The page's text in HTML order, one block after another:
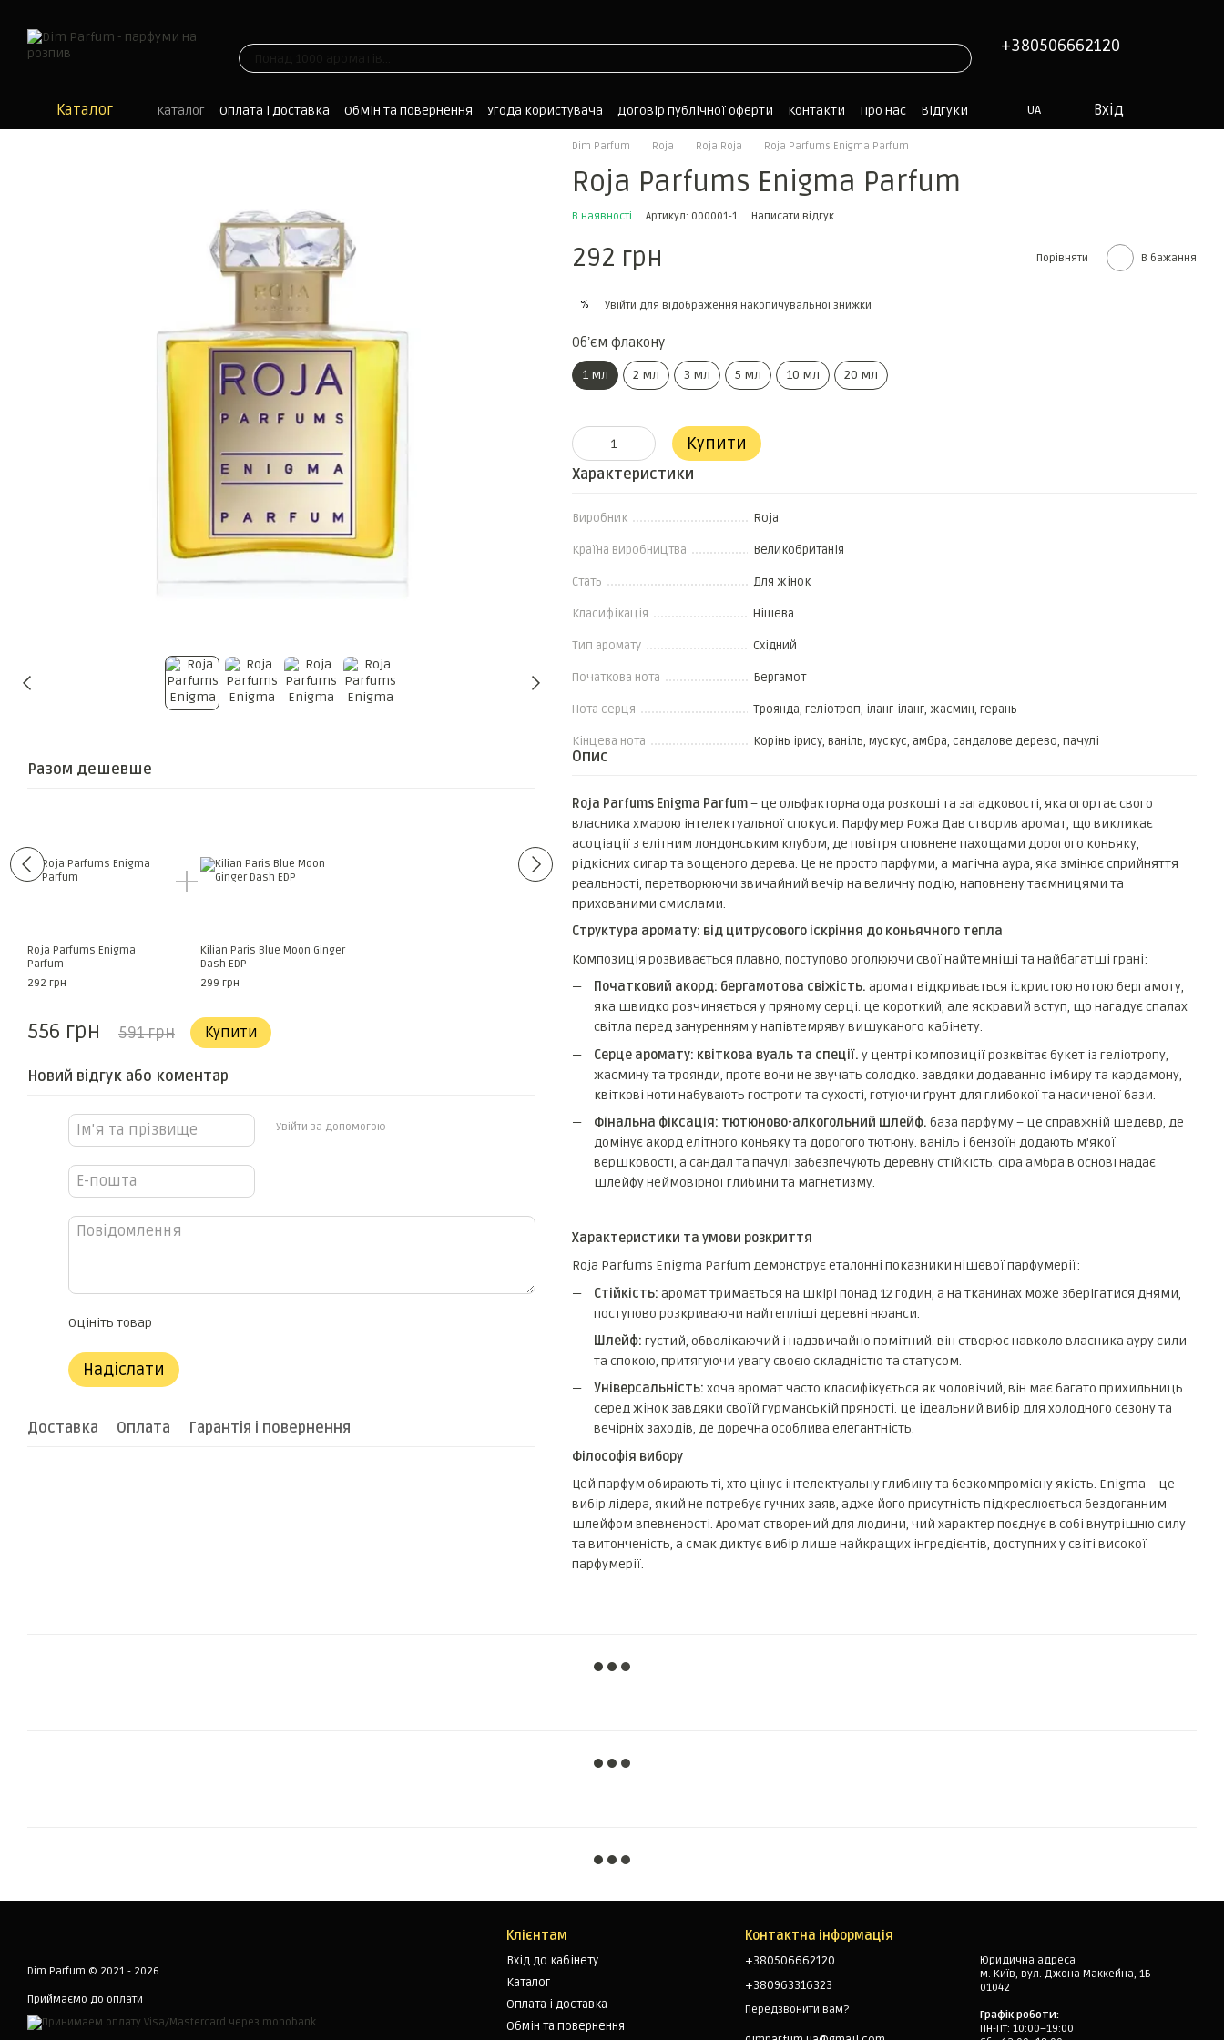
+380506662120
Каталог Каталог Оплата і доставка Обмін та повернення Угода користувача Договір публічної оферти Контакти Про нас
Відгуки
Блог
UA Вхід
Разом дешевше
Roja Parfums Enigma
Parfum
292 грн
Kilian Paris Blue Moon Ginger
Dash EDP
299 грн
556 грн 591 грн Купити 833 грн 886 грн Купити
Новий відгук або коментар
Увійти за допомогою
Оцініть товар
Надіслати
Доставка Оплата Гарантія і повернення
Dim Parfum Roja Roja Roja Roja Parfums Enigma Parfum
Roja Parfums Enigma Parfum
В наявності Артикул: 000001-1 Написати відгук
292 грн Порівняти В бажання
% Увійти для відображення накопичувальної знижки
Обʼєм флакону
1 мл 2 мл 3 мл 5 мл 10 мл 20 мл
Купити
Характеристики
Виробник Roja
Країна виробництва Великобританія
Стать Для жінок
Класифікація Нішева
Тип аромату Східний
Початкова нота Бергамот
Нота серця Троянда, геліотроп, іланг-іланг, жасмин, герань
Кінцева нота Корінь ірису, ваніль, мускус, амбра, сандалове дерево, пачулі
Опис
Roja Parfums Enigma Parfum– це ольфакторна ода розкоші та загадковості, яка огортає свого
власника хмарою інтелектуальної спокуси. Парфумер Рожа Дав створив аромат, що викликає
асоціації з елітним лондонським клубом, де повітря сповнене пахощами дорогого коньяку,
рідкісних сигар та вощеного дерева. Це не просто парфуми, а магічна аура, яка змінює сприйняття
реальності, перетворюючи звичайний вечір на величну подію, наповнену таємницями та
прихованими смислами.
Структура аромату: від цитрусового іскріння до коньячного тепла
Композиція розвивається плавно, поступово оголюючи свої найтемніші та найбагатші грані:
Початковий акорд: бергамотова свіжість. аромат відкривається іскристою нотою бергамоту,
яка швидко розчиняється у пряному серці. це короткий, але яскравий вступ, що нагадує спалах
світла перед зануренням у напівтемряву вишуканого кабінету.
Серце аромату: квіткова вуаль та спеції. у центрі композиції розквітає букет із геліотропу,
жасмину та троянди, проте вони не звучать солодко. завдяки додаванню імбиру та кардамону,
квіткові ноти набувають гостроти та сухості, готуючи ґрунт для глибокої та насиченої бази.
Фінальна фіксація: тютюново-алкогольний шлейф. база парфуму – це справжній шедевр, де
домінує акорд елітного коньяку та дорогого тютюну. ваніль і бензоїн додають м'якої
вершковості, а сандал та пачулі забезпечують деревну стійкість. сіра амбра в основі надає
шлейфу неймовірної глибини та магнетизму.
Характеристики та умови розкриття
Roja Parfums Enigma Parfum демонструє еталонні показники нішевої парфумерії:
Стійкість: аромат тримається на шкірі понад 12 годин, а на тканинах може зберігатися днями,
поступово розкриваючи найтепліші деревні нюанси.
Шлейф: густий, обволікаючий і надзвичайно помітний. він створює навколо власника ауру сили
та спокою, притягуючи увагу своєю складністю та статусом.
Універсальність: хоча аромат часто класифікується як чоловічий, він має багато прихильниць
серед жінок завдяки своїй гурманській пряності. це ідеальний вибір для холодного сезону та
вечірніх заходів, де доречна особлива елегантність.
Філософія вибору
Цей парфум обирають ті, хто цінує інтелектуальну глибину та безкомпромісну якість. Enigma – це
вибір лідера, який не потребує гучних заяв, адже його присутність підкреслюється бездоганним
шлейфом впевненості. Аромат створений для людини, чий характер поєднує в собі внутрішню силу
та витонченість, а смак диктує вибір лише найкращих інгредієнтів, доступних у світі високої
парфумерії.
Dim Parfum © 2021 - 2026
Приймаємо до оплати
Клієнтам
Вхід до кабінету
Каталог
Оплата і доставка
Обмін та повернення
Контактна інформація
+380506662120
+380963316323
Передзвонити вам?
Юридична адреса
м. Київ, вул. Джона Маккейна, 1Б
01042
Графік роботи:
Пн-Пт: 10:00–19:00